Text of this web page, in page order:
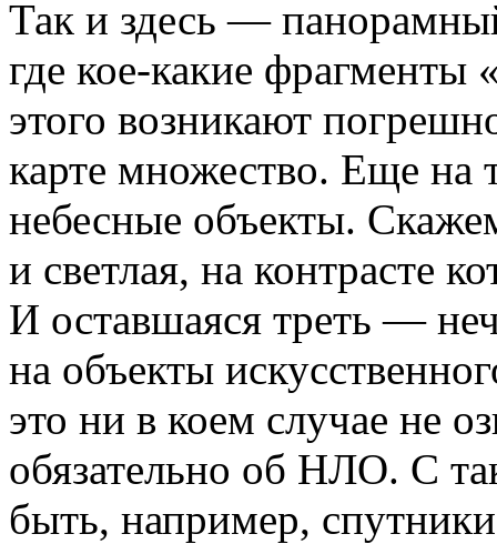
Так и здесь —
где кое-какие фрагменты
этого возникают
карте множество. Еще на
небесные объекты.
и светлая, на контрасте
И оставшаяся треть —
на объекты
это ни в коем случае не
обязательно об НЛО. С
быть, например,